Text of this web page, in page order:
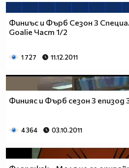
Финиъс и Фърб Сезон 3
Goalie Част 1/2
1 727 11.12.2011
Финияс и Фърб сезон 3 епизод
4 364 03.10.2011